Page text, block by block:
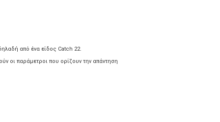
από ένα είδος Catch 22.
οι παράμετροι που ορίζουν την απάντηση